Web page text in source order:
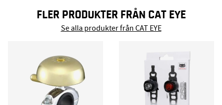
FLER PRODUKTER FRÅN CAT EYE
Se alla produkter från CAT EYE